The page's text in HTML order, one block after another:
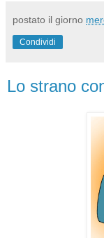
postato il giorno
Condividi
Lo strano